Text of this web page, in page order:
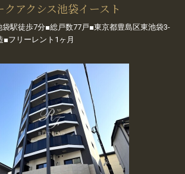
クアクシス池袋イースト
駅徒歩7分■総戸数77戸■東京都豊島区東池袋3-
■フリーレント1ヶ月